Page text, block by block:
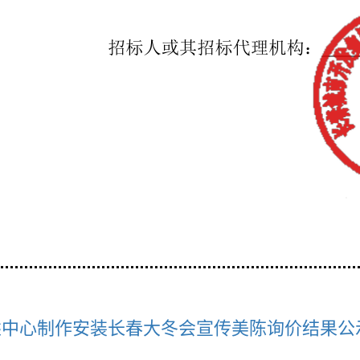
心制作安装长春大冬会宣传美陈询价结果公